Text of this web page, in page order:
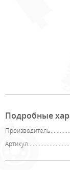
Подробные
Производитель
Артикул